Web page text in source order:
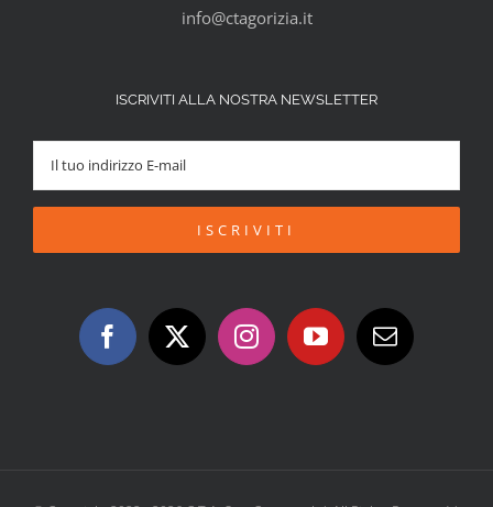
info@ctagorizia.it
ISCRIVITI ALLA NOSTRA NEWSLETTER